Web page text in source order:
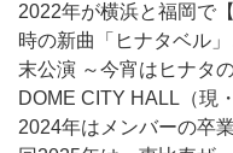
2022年が横浜と福岡で
時の新曲「ヒナタベル
末公演 ～今宵はヒナタ
DOME CITY HALL（現
2024年はメンバーの卒